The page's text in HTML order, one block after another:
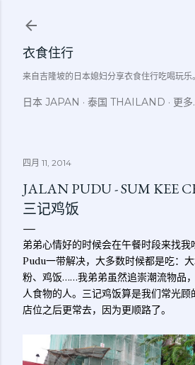
衣食住行
来自吉隆坡的日本媳妇分享衣食住行吃喝玩
日本 JAPAN 泰国 THAILAND 更
四月 11, 2014
JALAN PUDU - SUM KEE
三记鸡饭
弟弟心情好的时候会在午餐时段来找
Pudu一带解决，大多数时候都是吃：
粉、鸡饭……我弟弟虽然追崇潮流物品
人食物的人。三记鸡饭算是我们常光顾
店位之后更常去，因为更顺路了。